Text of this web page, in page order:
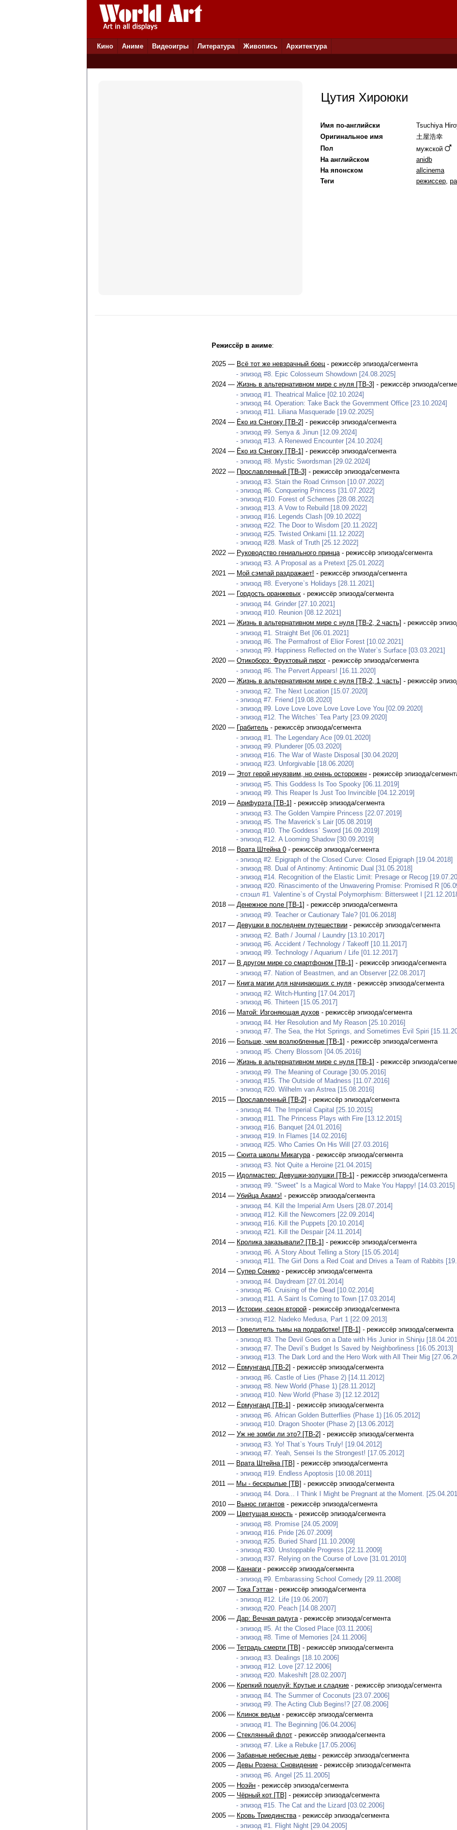
Кино Аниме Видеоигры Литература Живопись Архитектура
Цутия Хироюки
Имя по-английски
Tsuchiya
Оригинальное имя
土屋浩幸
Пол
мужской
На английском
anidb
На японском
allcinema
Теги
режиссер,
Режиссёр в аниме:
2025 — Всё тот же невзрачный боец- режиссёр эпизода/сегмента
- эпизод #8. Epic Colosseum Showdown [24.08.2025]
2024 — Жизнь в альтернативном мире с нуля [ТВ-3] - режиссёр эпизода/
- эпизод #1. Theatrical Malice [02.10.2024]
- эпизод #4. Operation: Take Back the Government Office [23.10.2024]
- эпизод #11. Liliana Masquerade [19.02.2025]
2024 — Ёко из Сэнгоку [ТВ-2] - режиссёр эпизода/сегмента
- эпизод #9. Senya & Jinun [12.09.2024]
- эпизод #13. A Renewed Encounter [24.10.2024]
2024 — Ёко из Сэнгоку [ТВ-1] - режиссёр эпизода/сегмента
- эпизод #8. Mystic Swordsman [29.02.2024]
2022 — Прославленный [ТВ-3] - режиссёр эпизода/сегмента
- эпизод #3. Stain the Road Crimson [10.07.2022]
- эпизод #6. Conquering Princess [31.07.2022]
- эпизод #10. Forest of Schemes [28.08.2022]
- эпизод #13. A Vow to Rebuild [18.09.2022]
- эпизод #16. Legends Clash [09.10.2022]
- эпизод #22. The Door to Wisdom [20.11.2022]
- эпизод #25. Twisted Onkami [11.12.2022]
- эпизод #28. Mask of Truth [25.12.2022]
2022 — Руководство гениального принца- режиссёр эпизода/сегмента
- эпизод #3. A Proposal as a Pretext [25.01.2022]
2021 — Мой сэмпай раздражает! - режиссёр эпизода/сегмента
- эпизод #8. Everyone`s Holidays [28.11.2021]
2021 — Гордость оранжевых - режиссёр эпизода/сегмента
- эпизод #4. Grinder [27.10.2021]
- эпизод #10. Reunion [08.12.2021]
2021 — Жизнь в альтернативном мире с нуля [ТВ-2, 2 часть] - режиссёр
- эпизод #1. Straight Bet [06.01.2021]
- эпизод #6. The Permafrost of Elior Forest [10.02.2021]
- эпизод #9. Happiness Reflected on the Water`s Surface [03.03.2021]
2020 — Отикоборэ: Фруктовый пирог - режиссёр эпизода/сегмента
- эпизод #6. The Pervert Appears! [16.11.2020]
2020 — Жизнь в альтернативном мире с нуля [ТВ-2, 1 часть] - режиссёр
- эпизод #2. The Next Location [15.07.2020]
- эпизод #7. Friend [19.08.2020]
- эпизод #9. Love Love Love Love Love Love You [02.09.2020]
- эпизод #12. The Witches` Tea Party [23.09.2020]
2020 — Грабитель - режиссёр эпизода/сегмента
- эпизод #1. The Legendary Ace [09.01.2020]
- эпизод #9. Plunderer [05.03.2020]
- эпизод #16. The War of Waste Disposal [30.04.2020]
- эпизод #23. Unforgivable [18.06.2020]
2019 — Этот герой неуязвим, но очень осторожен - режиссёр эпизода/
- эпизод #5. This Goddess Is Too Spooky [06.11.2019]
- эпизод #9. This Reaper Is Just Too Invincible [04.12.2019]
2019 — Арифурэта [ТВ-1] - режиссёр эпизода/сегмента
- эпизод #3. The Golden Vampire Princess [22.07.2019]
- эпизод #5. The Maverick`s Lair [05.08.2019]
- эпизод #10. The Goddess` Sword [16.09.2019]
- эпизод #12. A Looming Shadow [30.09.2019]
2018 — Врата Штейна 0 - режиссёр эпизода/сегмента
- эпизод #2. Epigraph of the Closed Curve: Closed Epigraph [19.04.2018]
- эпизод #8. Dual of Antinomy: Antinomic Dual [31.05.2018]
- эпизод #14. Recognition of the Elastic Limit: Presage or Recog
- эпизод #20. Rinascimento of the Unwavering Promise: Promised R
- спэшл #1. Valentine`s of Crystal Polymorphism: Bittersweet I
2018 — Денежное поле [ТВ-1] - режиссёр эпизода/сегмента
- эпизод #9. Teacher or Cautionary Tale? [01.06.2018]
2017 — Девушки в последнем путешествии - режиссёр эпизода/сегмента
- эпизод #2. Bath / Journal / Laundry [13.10.2017]
- эпизод #6. Accident / Technology / Takeoff [10.11.2017]
- эпизод #9. Technology / Aquarium / Life [01.12.2017]
2017 — В другом мире со смартфоном [ТВ-1] - режиссёр эпизода/сегмента
- эпизод #7. Nation of Beastmen, and an Observer [22.08.2017]
2017 — Книга магии для начинающих с нуля - режиссёр эпизода/сегмента
- эпизод #2. Witch-Hunting [17.04.2017]
- эпизод #6. Thirteen [15.05.2017]
2016 — Матой: Изгоняющая духов - режиссёр эпизода/сегмента
- эпизод #4. Her Resolution and My Reason [25.10.2016]
- эпизод #7. The Sea, the Hot Springs, and Sometimes Evil Spiri
2016 — Больше, чем возлюбленные [ТВ-1] - режиссёр эпизода/сегмента
- эпизод #5. Cherry Blossom [04.05.2016]
2016 — Жизнь в альтернативном мире с нуля [ТВ-1] - режиссёр эпизода/
- эпизод #9. The Meaning of Courage [30.05.2016]
- эпизод #15. The Outside of Madness [11.07.2016]
- эпизод #20. Wilhelm van Astrea [15.08.2016]
2015 — Прославленный [ТВ-2] - режиссёр эпизода/сегмента
- эпизод #4. The Imperial Capital [25.10.2015]
- эпизод #11. The Princess Plays with Fire [13.12.2015]
- эпизод #16. Banquet [24.01.2016]
- эпизод #19. In Flames [14.02.2016]
- эпизод #25. Who Carries On His Will [27.03.2016]
2015 — Сюита школы Микагура- режиссёр эпизода/сегмента
- эпизод #3. Not Quite a Heroine [21.04.2015]
2015 — Идолмастер: Девушки-золушки [ТВ-1] - режиссёр эпизода/сегмента
- эпизод #9. "Sweet" Is a Magical Word to Make You Happy! [14.03.2015]
2014 — Убийца Акамэ! - режиссёр эпизода/сегмента
- эпизод #4. Kill the Imperial Arm Users [28.07.2014]
- эпизод #12. Kill the Newcomers [22.09.2014]
- эпизод #16. Kill the Puppets [20.10.2014]
- эпизод #21. Kill the Despair [24.11.2014]
2014 — Кролика заказывали? [ТВ-1] - режиссёр эпизода/сегмента
- эпизод #6. A Story About Telling a Story [15.05.2014]
- эпизод #11. The Girl Dons a Red Coat and Drives a Team of Rabbits
2014 — Супер Сонико - режиссёр эпизода/сегмента
- эпизод #4. Daydream [27.01.2014]
- эпизод #6. Cruising of the Dead [10.02.2014]
- эпизод #11. A Saint Is Coming to Town [17.03.2014]
2013 — Истории, сезон второй - режиссёр эпизода/сегмента
- эпизод #12. Nadeko Medusa, Part 1 [22.09.2013]
2013 — Повелитель тьмы на подработке! [ТВ-1] - режиссёр эпизода/сегмента
- эпизод #3. The Devil Goes on a Date with His Junior in Shinju
- эпизод #7. The Devil`s Budget Is Saved by Neighborliness [16.05.2013]
- эпизод #13. The Dark Lord and the Hero Work with All Their Mig
2012 — Ёрмунганд [ТВ-2] - режиссёр эпизода/сегмента
- эпизод #6. Castle of Lies (Phase 2) [14.11.2012]
- эпизод #8. New World (Phase 1) [28.11.2012]
- эпизод #10. New World (Phase 3) [12.12.2012]
2012 — Ёрмунганд [ТВ-1] - режиссёр эпизода/сегмента
- эпизод #6. African Golden Butterflies (Phase 1) [16.05.2012]
- эпизод #10. Dragon Shooter (Phase 2) [13.06.2012]
2012 — Уж не зомби ли это? [ТВ-2] - режиссёр эпизода/сегмента
- эпизод #3. Yo! That`s Yours Truly! [19.04.2012]
- эпизод #7. Yeah, Sensei Is the Strongest! [17.05.2012]
2011 — Врата Штейна [ТВ] - режиссёр эпизода/сегмента
- эпизод #19. Endless Apoptosis [10.08.2011]
2011 — Мы - бескрылые [ТВ] - режиссёр эпизода/сегмента
- эпизод #4. Dora... I Think I Might be Pregnant at the Moment.
2010 — Вынос гигантов - режиссёр эпизода/сегмента
2009 — Цветущая юность - режиссёр эпизода/сегмента
- эпизод #8. Promise [24.05.2009]
- эпизод #16. Pride [26.07.2009]
- эпизод #25. Buried Shard [11.10.2009]
- эпизод #30. Unstoppable Progress [22.11.2009]
- эпизод #37. Relying on the Course of Love [31.01.2010]
2008 — Каннаги - режиссёр эпизода/сегмента
- эпизод #9. Embarassing School Comedy [29.11.2008]
2007 — Тока Гэттан - режиссёр эпизода/сегмента
- эпизод #12. Life [19.06.2007]
- эпизод #20. Peach [14.08.2007]
2006 — Дар: Вечная радуга- режиссёр эпизода/сегмента
- эпизод #5. At the Closed Place [03.11.2006]
- эпизод #8. Time of Memories [24.11.2006]
2006 — Тетрадь смерти [ТВ] - режиссёр эпизода/сегмента
- эпизод #3. Dealings [18.10.2006]
- эпизод #12. Love [27.12.2006]
- эпизод #20. Makeshift [28.02.2007]
2006 — Крепкий поцелуй: Крутые и сладкие - режиссёр эпизода/сегмента
- эпизод #4. The Summer of Coconuts [23.07.2006]
- эпизод #9. The Acting Club Begins!? [27.08.2006]
2006 — Клинок ведьм - режиссёр эпизода/сегмента
- эпизод #1. The Beginning [06.04.2006]
2006 — Стеклянный флот - режиссёр эпизода/сегмента
- эпизод #7. Like a Rebuke [17.05.2006]
2006 — Забавные небесные девы - режиссёр эпизода/сегмента
2005 — Девы Розена: Сновидение - режиссёр эпизода/сегмента
- эпизод #6. Angel [25.11.2005]
2005 — Ноэйн - режиссёр эпизода/сегмента
2005 — Чёрный кот [ТВ] - режиссёр эпизода/сегмента
- эпизод #15. The Cat and the Lizard [03.02.2006]
2005 — Кровь Триединства- режиссёр эпизода/сегмента
- эпизод #1. Flight Night [29.04.2005]